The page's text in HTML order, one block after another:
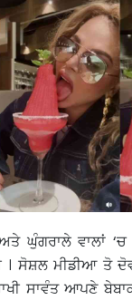
ਘੁੰਗਰਾਲੇ ਵਾਲਾਂ
ਸੋਸ਼ਲ ਮੀਡੀਆ ਤੋ
ਸਾਵੰਤ ਆਪਣੇ